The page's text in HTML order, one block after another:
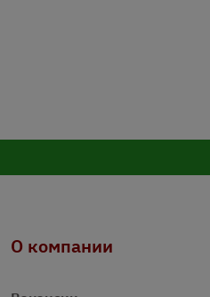
О компании